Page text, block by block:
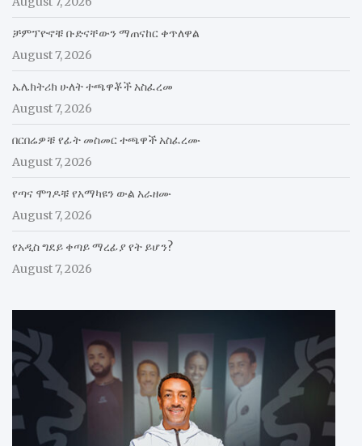
ቻምፕዮኖቹ ቡድናቸውን ማጠናከር ቀጥለዋል
August 7, 2026
ኤሌክትሪክ ሁለት ተጫዋቾች አስፈረመ
August 7, 2026
በርበሬዎቹ የፊት መስመር ተጫዋች አስፈረሙ
August 7, 2026
የጣና ሞገዶቹ የአማካዩን ውል አራዘሙ
August 7, 2026
የአዲስ ግደይ ቀጣይ ማረፊያ የት ይሆን?
August 7, 2026